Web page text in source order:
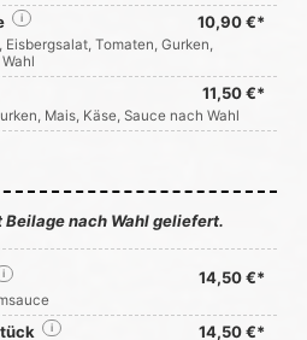
10,90 €*
i
Tomaten, Gurken,
11,50 €*
Mais, Käse, Sauce nach Wahl
nach Wahl geliefert.
14,50 €*
i
14,50 €*
i